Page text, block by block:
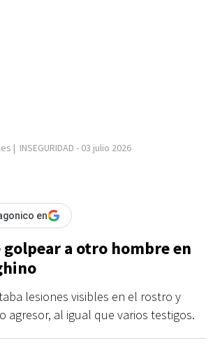
| INSEGURIDAD - 03 julio 2026
en
golpear a otro hombre en
lesiones visibles en el rostro y
agresor, al igual que varios testigos.